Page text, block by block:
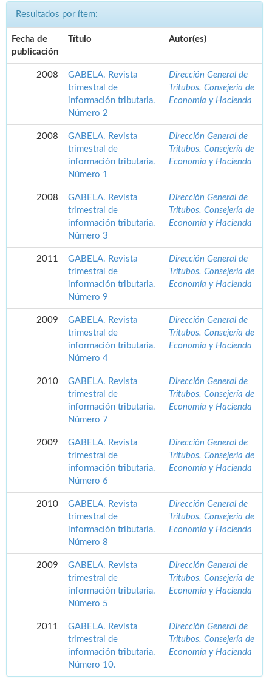
Resultados por ítem:
Fecha de
publicación
Título Autor(es)
2008
GABELA. Revista
trimestral de
información tributaria.
Número 2
Dirección General de
Tritubos. Consejería de
Economía y Hacienda
2008
GABELA. Revista
trimestral de
información tributaria.
Número 1
Dirección General de
Tritubos. Consejería de
Economía y Hacienda
2008
GABELA. Revista
trimestral de
información tributaria.
Número 3
Dirección General de
Tritubos. Consejería de
Economía y Hacienda
2011
GABELA. Revista
trimestral de
información tributaria.
Número 9
Dirección General de
Tritubos. Consejería de
Economía y Hacienda
2009
GABELA. Revista
trimestral de
información tributaria.
Número 4
Dirección General de
Tritubos. Consejería de
Economía y Hacienda
2010
GABELA. Revista
trimestral de
información tributaria.
Número 7
Dirección General de
Tritubos. Consejería de
Economía y Hacienda
2009
GABELA. Revista
trimestral de
información tributaria.
Número 6
Dirección General de
Tritubos. Consejería de
Economía y Hacienda
2010
GABELA. Revista
trimestral de
información tributaria.
Número 8
Dirección General de
Tritubos. Consejería de
Economía y Hacienda
2009
GABELA. Revista
trimestral de
información tributaria.
Número 5
Dirección General de
Tritubos. Consejería de
Economía y Hacienda
2011
GABELA. Revista
trimestral de
información tributaria.
Número 10.
Dirección General de
Tritubos. Consejería de
Economía y Hacienda